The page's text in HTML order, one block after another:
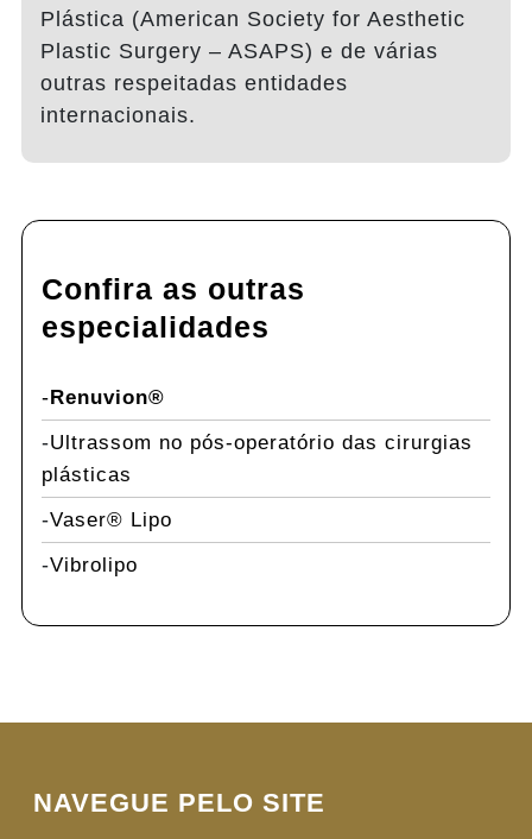
Plástica (American Society for Aesthetic
Plastic Surgery – ASAPS) e de várias
outras respeitadas entidades
internacionais.
Confira as outras
especialidades
Renuvion®
Ultrassom no pós-operatório das cirurgias
plásticas
Vaser® Lipo
Vibrolipo
NAVEGUE PELO SITE